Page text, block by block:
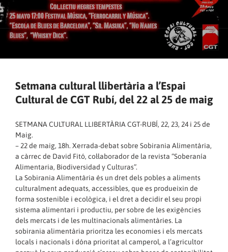
Setmana cultural llibertària a l’Espai
Cultural de CGT Rubí, del 22 al 25 de maig
SETMANA CULTURAL LLIBERTÀRIA CGT-RUBÍ, 22, 23, 24 i 25 de
Maig.
– 22 de maig, 18h. Xerrada-debat sobre Sobirania Alimentària,
a càrrec de David Fitó, col·laborador de la revista “Soberanía
Alimentaria, Biodiversidad y Culturas”.
La Sobirania Alimentària és un dret dels pobles a aliments
culturalment adequats, accessibles, que es produeixin de
forma sostenible i ecològica, i el dret a decidir el seu propi
sistema alimentari i productiu, per sobre de les exigències
dels mercats i de les multinacionals alimentàries. La
sobirania alimentària prioritza les economies i els mercats
locals i nacionals i dóna prioritat al camperol, a l’agricultor